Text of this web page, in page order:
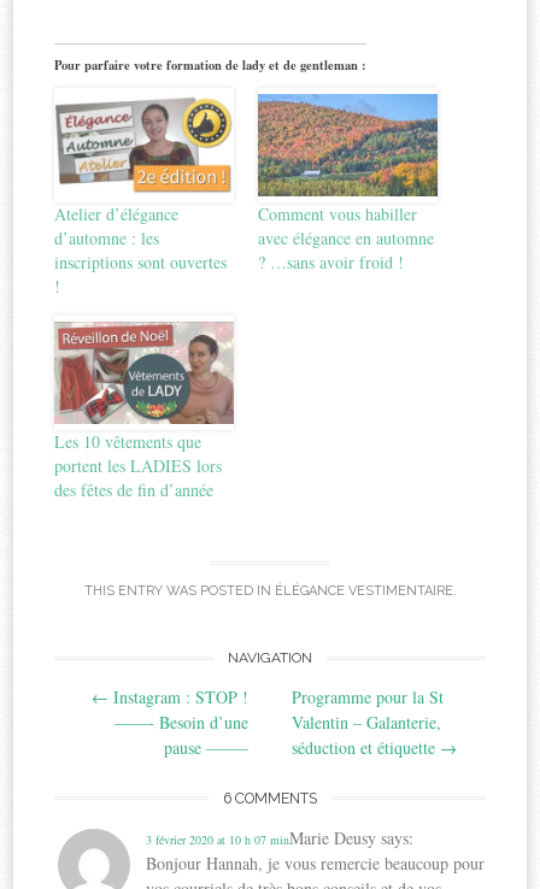
Pour parfaire votre formation de lady et de gentleman :
Atelier d’élégance
d’automne : les
inscriptions sont ouvertes
!
Comment vous habiller
avec élégance en automne
? …sans avoir froid !
Les 10 vêtements que
portent les LADIES lors
des fêtes de fin d’année
THIS ENTRY WAS POSTED IN ÉLÉGANCE VESTIMENTAIRE.
navigation
NAVIGATION
← Instagram : STOP !
——- Besoin d’une
pause ——–
Programme pour la St
Valentin – Galanterie,
séduction et étiquette →
6 COMMENTS
Marie Deusy says:
3 février 2020 at 10 h 07 min
Bonjour Hannah, je vous remercie beaucoup pour